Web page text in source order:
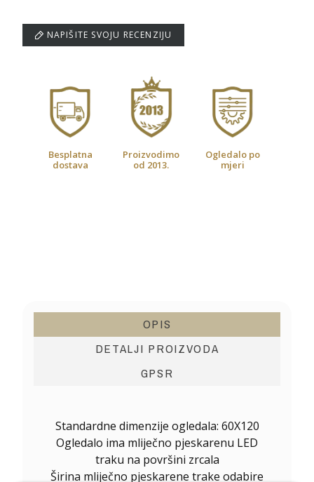
NAPIŠITE SVOJU RECENZIJU
Besplatna
dostava
Proizvodimo
od 2013.
Ogledalo po
mjeri
OPIS
DETALJI PROIZVODA
GPSR
Standardne dimenzije ogledala: 60X120
Ogledalo ima mliječno pjeskarenu LED
traku na površini zrcala
Širina mliječno pjeskarene trake odabire